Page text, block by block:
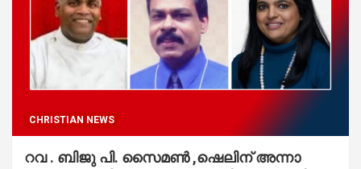
CHRISTIAN NEWS
റവ . ബിജു പി. സൈമൺ ,ഷെലിന് അന്നാ